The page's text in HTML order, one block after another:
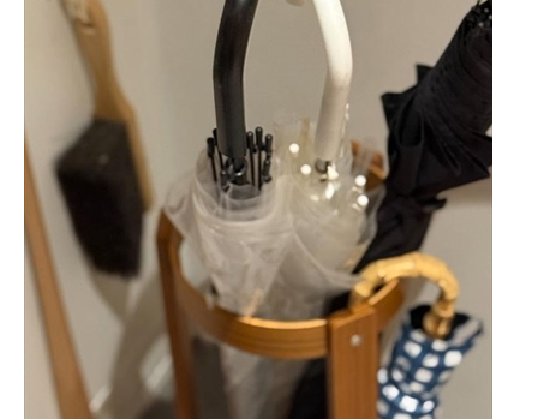
進化するPCとデバイスの未来
好きが集まる 比べて選べる
ビジネスと働き方のヒント
AI活用のいまが分かる
企業ITのトレンドを詳説
経営リーダーのコミュニティ
マーケ×ITの今がよく分かる
ITエンジニア向け専門サイト